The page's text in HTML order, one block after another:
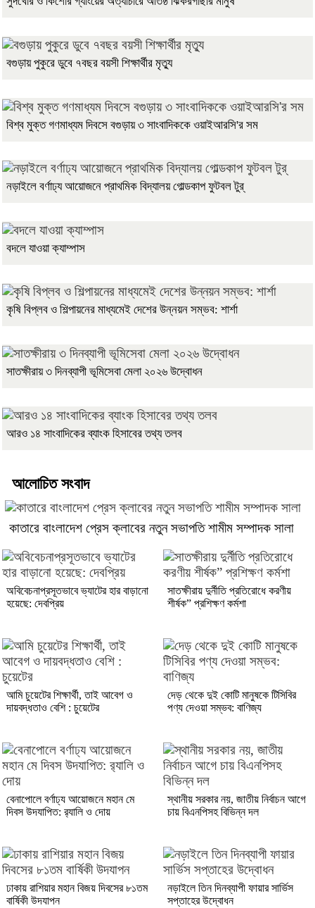
বগুড়ায় পুকুরে ডুবে ৭বছর বয়সী শিক্ষার্থীর মৃত্যু
বিশ্ব মুক্ত গণমাধ্যম দিবসে বগুড়ায় ৩ সাংবাদিককে ওয়াইআরসি'র সম
নড়াইলে বর্ণাঢ্য আয়োজনে প্রাথমিক বিদ্যালয় গোল্ডকাপ ফুটবল টুর্
বদলে যাওয়া ক্যাম্পাস
কৃষি বিপ্লব ও শিল্পায়নের মাধ্যমেই দেশের উন্নয়ন সম্ভব: শার্শা
সাতক্ষীরায় ৩ দিনব্যাপী ভূমিসেবা মেলা ২০২৬ উদ্বোধন
আরও ১৪ সাংবাদিকের ব্যাংক হিসাবের তথ্য তলব
আলোচিত সংবাদ
কাতারে বাংলাদেশ প্রেস ক্লাবের নতুন সভাপতি শামীম সম্পাদক সালা
অবিবেচনাপ্রসূতভাবে ভ্যাটের হার বাড়ানো
হয়েছে: দেবপ্রিয়
সাতক্ষীরায় দুর্নীতি প্রতিরোধে করণীয়
শীর্ষক” প্রশিক্ষণ কর্মশা
আমি চুয়েটের শিক্ষার্থী, তাই আবেগ ও
দায়বদ্ধতাও বেশি : চুয়েটের
দেড় থেকে দুই কোটি মানুষকে টিসিবির
পণ্য দেওয়া সম্ভব: বাণিজ্য
বেনাপোলে বর্ণাঢ্য আয়োজনে মহান মে
দিবস উদযাপিত: র‌্যালি ও দোয়
স্থানীয় সরকার নয়, জাতীয় নির্বাচন আগে
চায় বিএনপিসহ বিভিন্ন দল
ঢাকায় রাশিয়ার মহান বিজয় দিবসের ৮১তম
বার্ষিকী উদযাপন
নড়াইলে তিন দিনব্যাপী ফায়ার সার্ভিস
সপ্তাহের উদ্বোধন